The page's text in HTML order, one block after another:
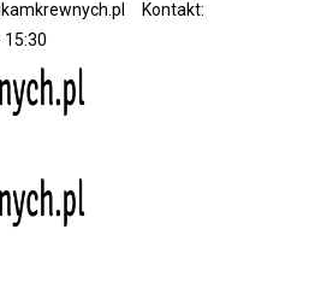
Kontakt:
15:30